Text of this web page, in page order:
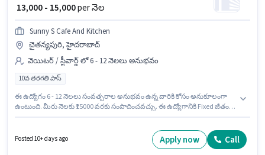
₹ 13,000 - 15,000per నెల
Sunny S Cafe And Kitchen
చైతన్యపురి, హైదరాబాద్
వెయిటర్ / స్టీవార్డ్ లో 6 - 12 నెలలు అనుభవం
10వ తరగతి పాస్
ఈ ఉద్యోగం 6 - 12 నెలలు సంవత్సరాల అనుభవం ఉన్న వారికి కోసం అనుకూలంగా
ఉంటుంది. మీరు నెలకు ₹15000 వరకు సంపాదించవచ్చు. ఈ ఉద్యోగానికి Fixed జీతం
దరఖాస్తుదారులు కనీసం 10వ తరగతి పాస్ డిగ్రీ లేదా సర్టిఫికెట్ కలిగి ఉండాలి.
Posted 10+ days ago Apply now Call